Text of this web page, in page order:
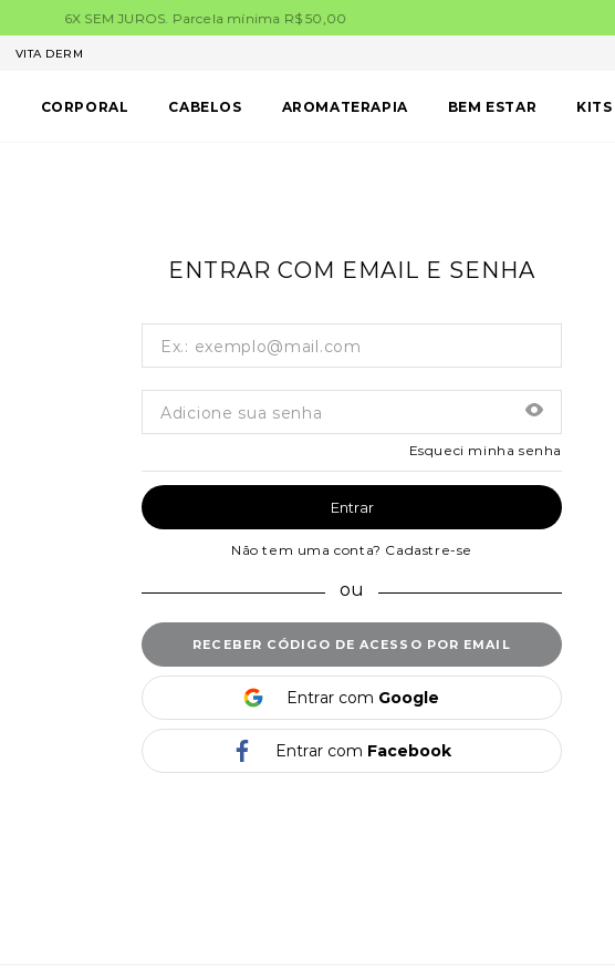
FRETE FIXO para São Paulo Capital R$ 8,90
VITA DERM
KITS
CORPORAL CABELOS AROMATERAPIA BEM ESTAR
RECEBER CÓDIGO DE ACESSO POR EMAIL
Entrar com Google
Entrar com Facebook
ENTRAR COM EMAIL E SENHA
Esqueci minha senha
Entrar
Não tem uma conta? Cadastre-se